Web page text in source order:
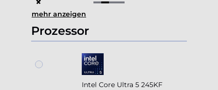
Item
2
of
4
mehr anzeigen
Prozessor
Intel Core Ultra 5 245KF